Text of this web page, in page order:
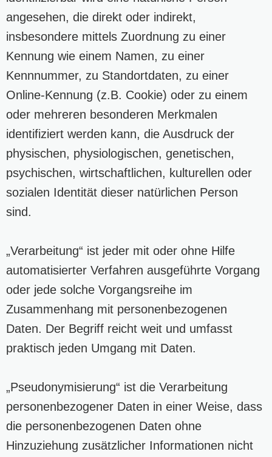
angesehen, die direkt oder indirekt,
insbesondere mittels Zuordnung zu einer
Kennung wie einem Namen, zu einer
Kennnummer, zu Standortdaten, zu einer
Online-Kennung (z.B. Cookie) oder zu einem
oder mehreren besonderen Merkmalen
identifiziert werden kann, die Ausdruck der
physischen, physiologischen, genetischen,
psychischen, wirtschaftlichen, kulturellen oder
sozialen Identität dieser natürlichen Person
sind.
„Verarbeitung“ ist jeder mit oder ohne Hilfe
automatisierter Verfahren ausgeführte Vorgang
oder jede solche Vorgangsreihe im
Zusammenhang mit personenbezogenen
Daten. Der Begriff reicht weit und umfasst
praktisch jeden Umgang mit Daten.
„Pseudonymisierung“ ist die Verarbeitung
personenbezogener Daten in einer Weise, dass
die personenbezogenen Daten ohne
Hinzuziehung zusätzlicher Informationen nicht